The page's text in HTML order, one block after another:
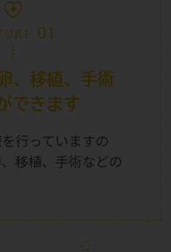
01
、移植、手術
できます
行っていますの
移植、手術などの